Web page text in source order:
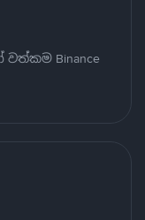
Binance